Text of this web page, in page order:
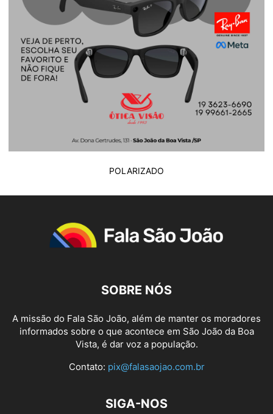
POLARIZADO
SOBRE NÓS
A missão do Fala São João, além de manter os moradores
informados sobre o que acontece em São João da Boa
Vista, é dar voz a população.
Contato: pix@falasaojao.com.br
SIGA-NOS